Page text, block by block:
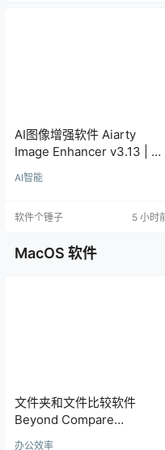
AI图像增强软件 Aiarty
Image Enhancer v3.13 | 软
件个锤子 | R1848
AI智能
软件个锤子 5 小时
MacOS 软件
文件夹和文件比较软件
Beyond Compare
Win5.2.5.32528 /
办公效率